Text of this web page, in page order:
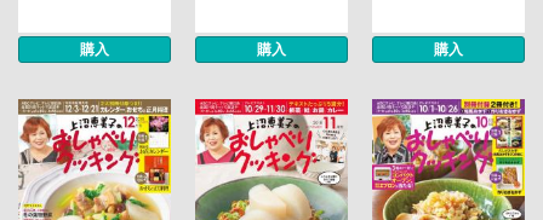
購入 購入 購入